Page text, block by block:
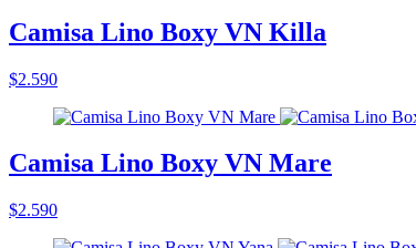
Camisa Lino Boxy VN Killa
$2.590
Camisa Lino Boxy VN Mare
$2.590